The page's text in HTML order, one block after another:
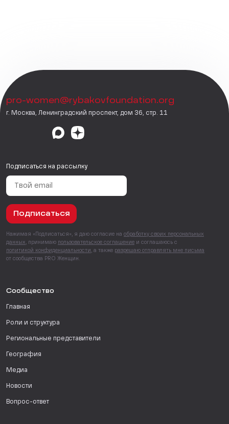
pro-women@rybakovfoundation.org
г. Москва, Ленинградский проспект, дом 36, стр. 11
Подписаться на рассылку
Подписаться
Нажимая «Подписаться», я даю согласие на обработку своих персональных
данных , принимаю пользовательское соглашение и соглашаюсь с
политикой конфиденциальности , а также разрешаю отправлять мне письма
от сообщества PRO Женщин.
Сообщество
Главная
Роли и структура
Региональные представители
География
Медиа
Новости
Вопрос-ответ